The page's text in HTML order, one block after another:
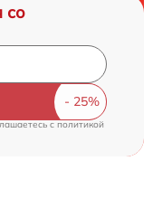
со
c политикой